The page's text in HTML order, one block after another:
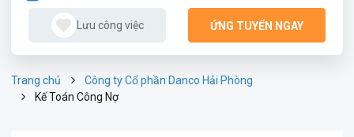
Lưu công việc ỨNG TUYỂN NGAY
Trang chủ
Công ty Cổ phần Danco Hải Phòng
Kế Toán Công Nợ